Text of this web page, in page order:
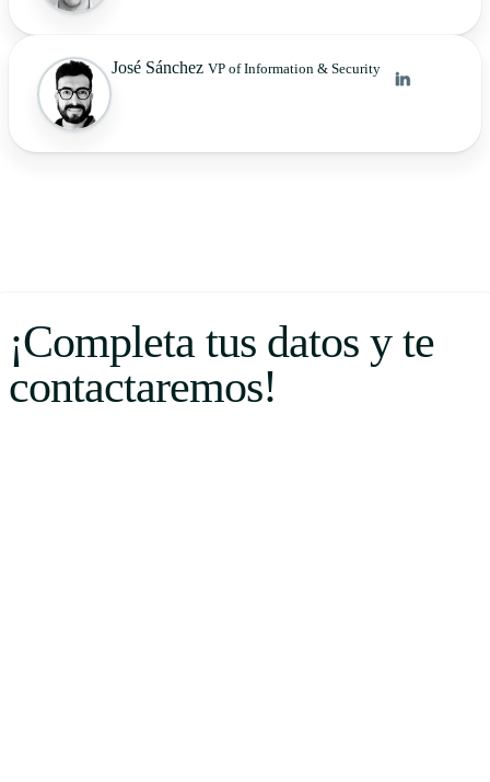
José Sánchez VP of Information & Security
¡Completa tus datos y te
contactaremos!